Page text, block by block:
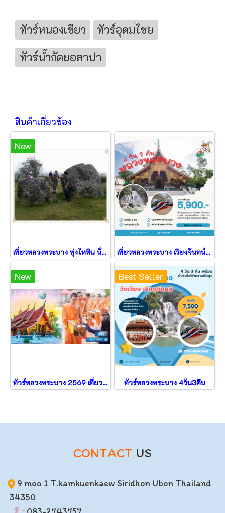
ทัวร์หนองเขียว
ทัวร์อุดมไชย
ทัวร์น้ำกัดยอลาปา
สินค้าเกี่ยวข้อง
New
เที่ยวหลวงพระบาง ทุ่งไหหิน นั่งรถไฟฟ้าความเร็วสูง เที่ยวหลวงพระบาง เวียงจันทน์ 3วัน2คืน จาก หนองคาย
New
ทัวร์หลวงพระบาง 2569 เที่ยววังเวียง เมืองเฟือง รถไฟความเร็วสูง 4วัน3คืน
Best Seller
ทัวร์หลวงพระบาง 4วัน3คืน
CONTACT US
9 moo 1 T.kamkuenkaew Siridhon Ubon Thailand
34350